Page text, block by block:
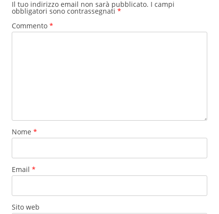
Il tuo indirizzo email non sarà pubblicato. I campi
obbligatori sono contrassegnati *
Commento *
Nome *
Email *
Sito web